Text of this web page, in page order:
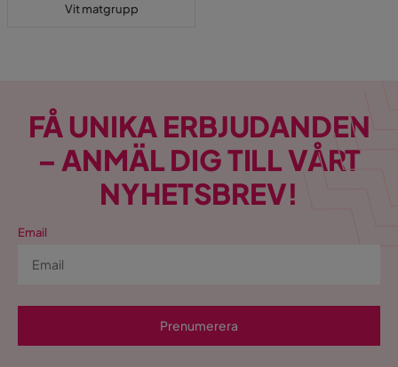
Vit matgrupp
FÅ UNIKA ERBJUDANDEN
– ANMÄL DIG TILL VÅRT
NYHETSBREV!
Email
Prenumerera